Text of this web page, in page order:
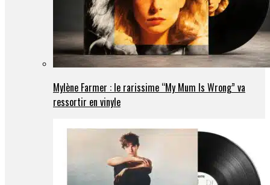
Mylène Farmer : le rarissime “My Mum Is Wrong” va
ressortir en vinyle